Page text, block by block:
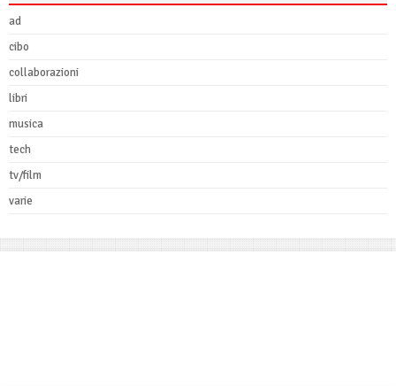
ad
cibo
collaborazioni
libri
musica
tech
tv/film
varie